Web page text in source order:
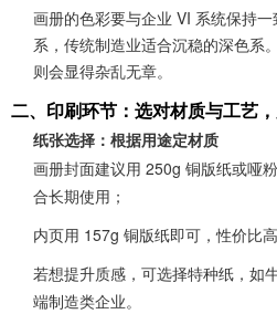
画册的色彩要与企业 VI 系统保持
系，传统制造业适合沉稳的深色系
则会显得杂乱无章。
二、印刷环节：选对材质与工艺
纸张选择：根据用途定材质
画册封面建议用 250g 铜版纸或哑
合长期使用；
内页用 157g 铜版纸即可，性价比
若想提升质感，可选择特种纸，如
端制造类企业。